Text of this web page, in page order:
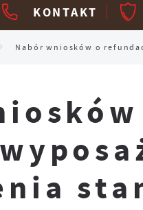
KONTAKT
Nabór wniosków o